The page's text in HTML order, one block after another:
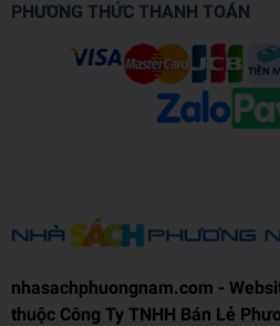
PHƯƠNG THỨC THANH TOÁN
nhasachphuongnam.com -
thuộc Công Ty TNHH Bán Lẻ